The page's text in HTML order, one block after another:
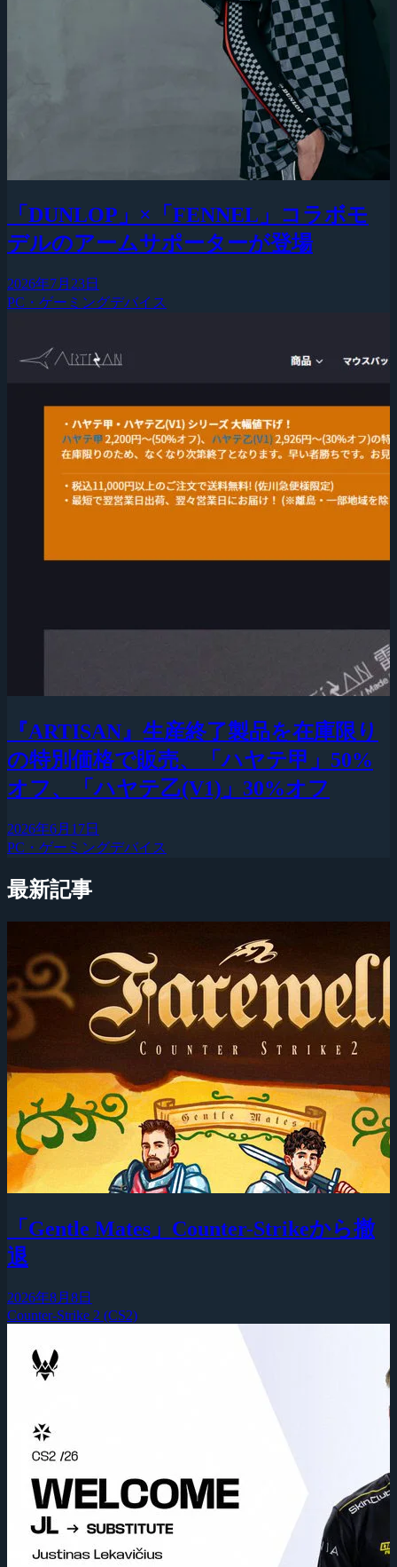
「DUNLOP」×「FENNEL」コラボモ
デルのアームサポーターが登場
2026年7月23日
PC・ゲーミングデバイス
『ARTISAN』生産終了製品を在庫限り
の特別価格で販売、「ハヤテ甲」50%
オフ、「ハヤテ乙(V1)」30%オフ
2026年6月17日
PC・ゲーミングデバイス
最新記事
「Gentle Mates」Counter-Strikeから撤
退
2026年8月8日
Counter-Strike 2 (CS2)